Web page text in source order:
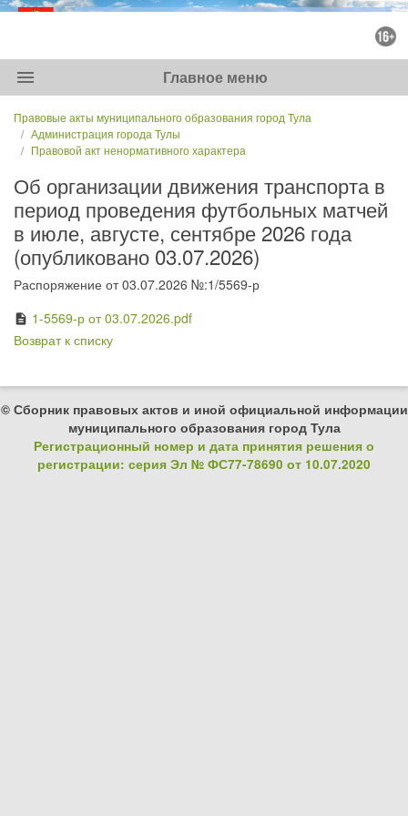
menu Главное меню
Правовые акты муниципального образования город Тула
Администрация города Тулы
Правовой акт ненормативного характера
Об организации движения транспорта в
период проведения футбольных матчей
в июле, августе, сентябре 2026 года
(опубликовано 03.07.2026)
Распоряжение от 03.07.2026 №:1/5569-р
description 1-5569-р от 03.07.2026.pdf
Возврат к списку
© Сборник правовых актов и иной официальной информации
муниципального образования город Тула
Регистрационный номер и дата принятия решения о
регистрации: серия Эл № ФС77-78690 от 10.07.2020